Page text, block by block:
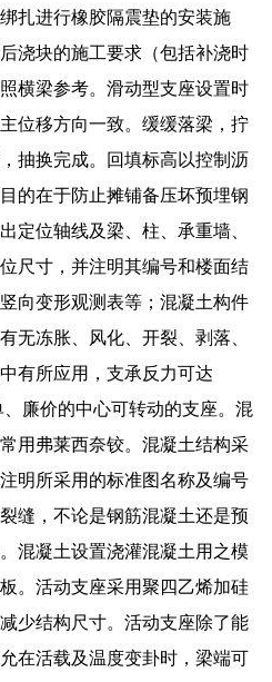
扎进行橡胶隔震垫的安装施
浇块的施工要求（包括补浇时
横梁参考。滑动型支座设置时
位移方向一致。缓缓落梁，拧
抽换完成。回填标高以控制沥
的在于防止摊铺备压坏预埋钢
定位轴线及梁、柱、承重墙、
尺寸，并注明其编号和楼面结
向变形观测表等；混凝土构件
无冻胀、风化、开裂、剥落、
有所应用，支承反力可达
廉价的中心可转动的支座。混
用弗莱西奈铰。混凝土结构采
明所采用的标准图名称及编号
缝，不论是钢筋混凝土还是预
混凝土设置浇灌混凝土用之模
。活动支座采用聚四乙烯加硅
少结构尺寸。活动支座除了能
在活载及温度变卦时，梁端可